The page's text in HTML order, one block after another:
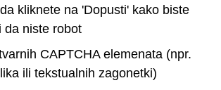
kliknete na 'Dopusti' kako biste
da niste robot
CAPTCHA elemenata (npr.
ili tekstualnih zagonetki)